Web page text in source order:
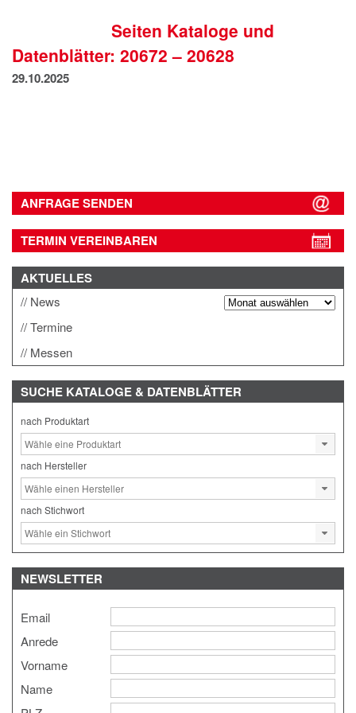
DATENSCHUTZSeiten Kataloge und
Datenblätter: 20672 – 20628
29.10.2025
ANFRAGE SENDEN
TERMIN VEREINBAREN
AKTUELLES
News
Termine
Messen
SUCHE KATALOGE & DATENBLÄTTER
nach Produktart
nach Hersteller
nach Stichwort
NEWSLETTER
Email
Anrede
Vorname
Name